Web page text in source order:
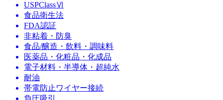
USPClassⅥ
食品衛生法
FDA認証
非粘着・防臭
食品/醸造・飲料・調味料
医薬品・化粧品・化成品
電子材料・半導体・超純水
耐油
帯電防止ワイヤー接続
負圧吸引